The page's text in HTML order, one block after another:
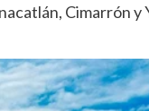
Cimarrón